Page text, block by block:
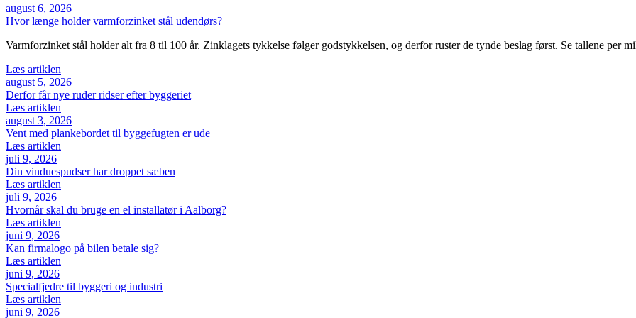
august 6, 2026
Hvor længe holder varmforzinket stål udendørs?
Varmforzinket stål holder alt fra 8 til 100 år. Zinklagets tykkelse følger godstykkelsen, og derfor ruster de tynde beslag først. Se tallene per
Læs artiklen
august 5, 2026
Derfor får nye ruder ridser efter byggeriet
Læs artiklen
august 3, 2026
Vent med plankebordet til byggefugten er ude
Læs artiklen
juli 9, 2026
Din vinduespudser har droppet sæben
Læs artiklen
juli 9, 2026
Hvornår skal du bruge en el installatør i Aalborg?
Læs artiklen
juni 9, 2026
Kan firmalogo på bilen betale sig?
Læs artiklen
juni 9, 2026
Specialfjedre til byggeri og industri
Læs artiklen
juni 9, 2026